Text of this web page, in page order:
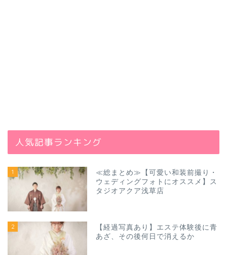
人気記事ランキング
1
≪総まとめ≫【可愛い和装前撮り・
ウェディングフォトにオススメ】ス
タジオアクア浅草店
2
【経過写真あり】エステ体験後に青
あざ、その後何日で消えるか